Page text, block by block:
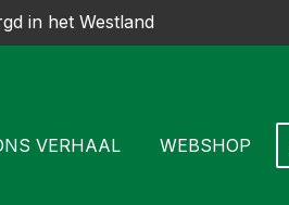
in het Westland
VERHAAL WEBSHOP